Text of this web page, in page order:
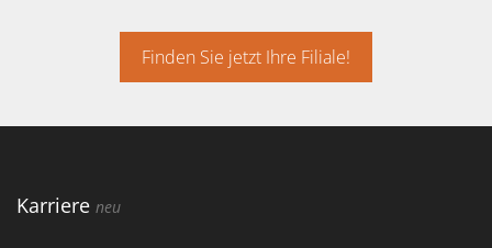
Finden Sie jetzt Ihre Filiale!
Karriere neu